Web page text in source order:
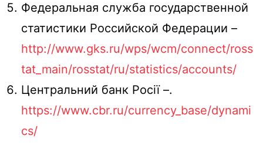
Федеральная служба государственной
статистики Российской Федерации –
http://www.gks.ru/wps/wcm/connect/ross
tat_main/rosstat/ru/statistics/accounts/
Центральний банк Росії –.
https://www.cbr.ru/currency_base/dynami
cs/